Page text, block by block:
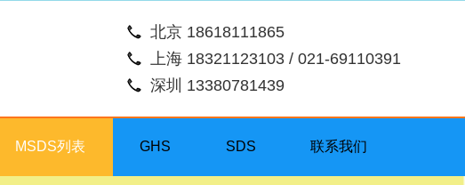
北京 18618111865
上海 18321123103 / 021-69110391
深圳 13380781439
MSDS列表 GHS SDS 联系我们